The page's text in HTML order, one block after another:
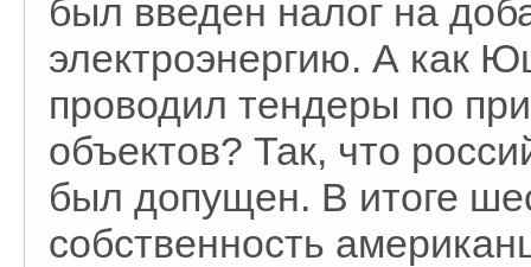
был введен налог на
электроэнергию. А как
проводил тендеры по
объектов? Так, что
был допущен. В итоге
собственность